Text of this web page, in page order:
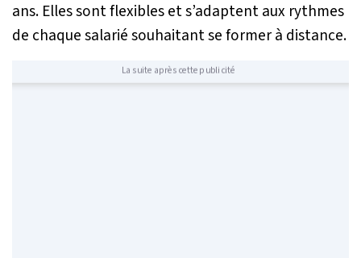
ans. Elles sont flexibles et s’adaptent aux rythmes
de chaque salarié souhaitant se former à distance.
La suite après cette publicité